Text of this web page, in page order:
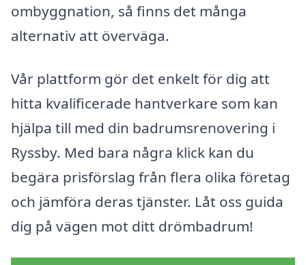
ombyggnation, så finns det många
alternativ att överväga.
Vår plattform gör det enkelt för dig att
hitta kvalificerade hantverkare som kan
hjälpa till med din badrumsrenovering i
Ryssby. Med bara några klick kan du
begära prisförslag från flera olika företag
och jämföra deras tjänster. Låt oss guida
dig på vägen mot ditt drömbadrum!